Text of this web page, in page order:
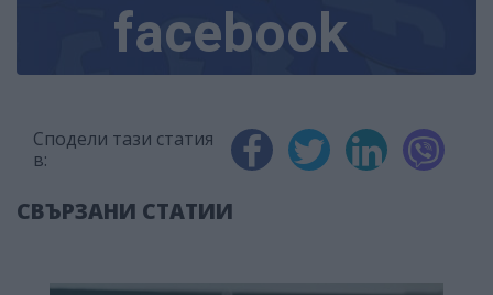
facebook
Сподели тази статия
в:
СВЪРЗАНИ СТАТИИ